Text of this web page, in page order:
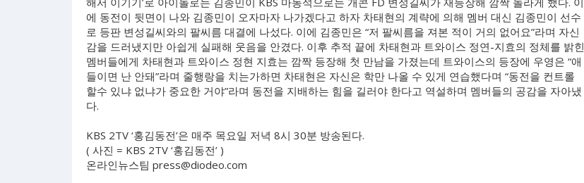
에 동전이 뒷면이 나와 김종민이 오자마자 나가겠다고 하자 차태현의 계략에 의해 멤버 대신 김종민이 선수
로 등판 변성길씨와의 팔씨름 대결에 나섰다. 이에 김종민은 “저 팔씨름을 져본 적이 거의 없어요”라며 자신
감을 드러냈지만 아쉽게 실패해 웃음을 안겼다. 이후 추적 끝에 차태현과 트와이스 정연-지효의 정체를 밝힌
멤버들에게 차태현과 트와이스 정현 지효는 깜짝 등장해 첫 만남을 가졌는데 트와이스의 등장에 우영은 “애
들이면 난 안돼”라며 줄행랑을 치는가하면 차태현은 자신은 학만 나올 수 있게 연습했다며 “동전을 컨트롤
할수 있냐 없냐가 중요한 거야”라며 동전을 지배하는 힘을 길러야 한다고 역설하며 멤버들의 공감을 자아냈
다.
KBS 2TV ‘홍김동전’은 매주 목요일 저녁 8시 30분 방송된다.
( 사진 = KBS 2TV ‘홍김동전’ )
온라인뉴스팀 press@diodeo.com